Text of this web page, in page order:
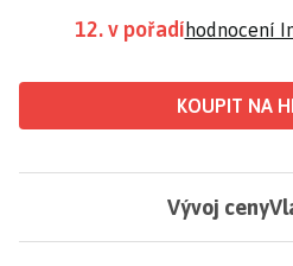
12. v pořadí hodnocení
KOUPIT NA
Vývoj ceny